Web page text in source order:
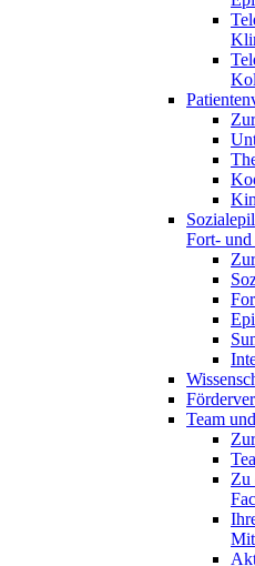
Fort-
Team
Zu